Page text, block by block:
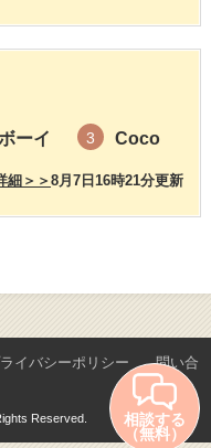
ーイ 3 Coco
8月7日16時21分更新
細＞＞
イバシーポリシー
問い合
Reserved. 相談する
（無料）